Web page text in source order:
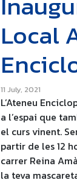
Local
11 July, 2021
L’Ateneu
a l’espai que
el curs vinent.
partir de les 12
carrer Reina
la teva